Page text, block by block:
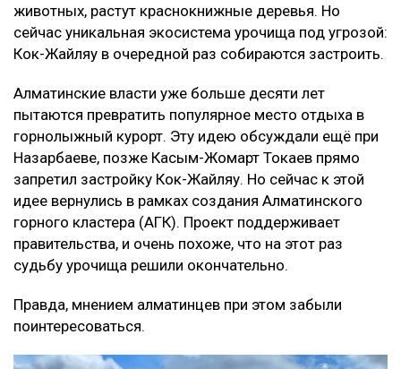
животных, растут краснокнижные деревья. Но
сейчас уникальная экосистема урочища под угрозой:
Кок-Жайляу в очередной раз собираются застроить.
Алматинские власти уже больше десяти лет
пытаются превратить популярное место отдыха в
горнолыжный курорт. Эту идею обсуждали ещё при
Назарбаеве, позже Касым-Жомарт Токаев прямо
запретил застройку Кок-Жайляу. Но сейчас к этой
идее вернулись в рамках создания Алматинского
горного кластера (АГК). Проект поддерживает
правительства, и очень похоже, что на этот раз
судьбу урочища решили окончательно.
Правда, мнением алматинцев при этом забыли
поинтересоваться.